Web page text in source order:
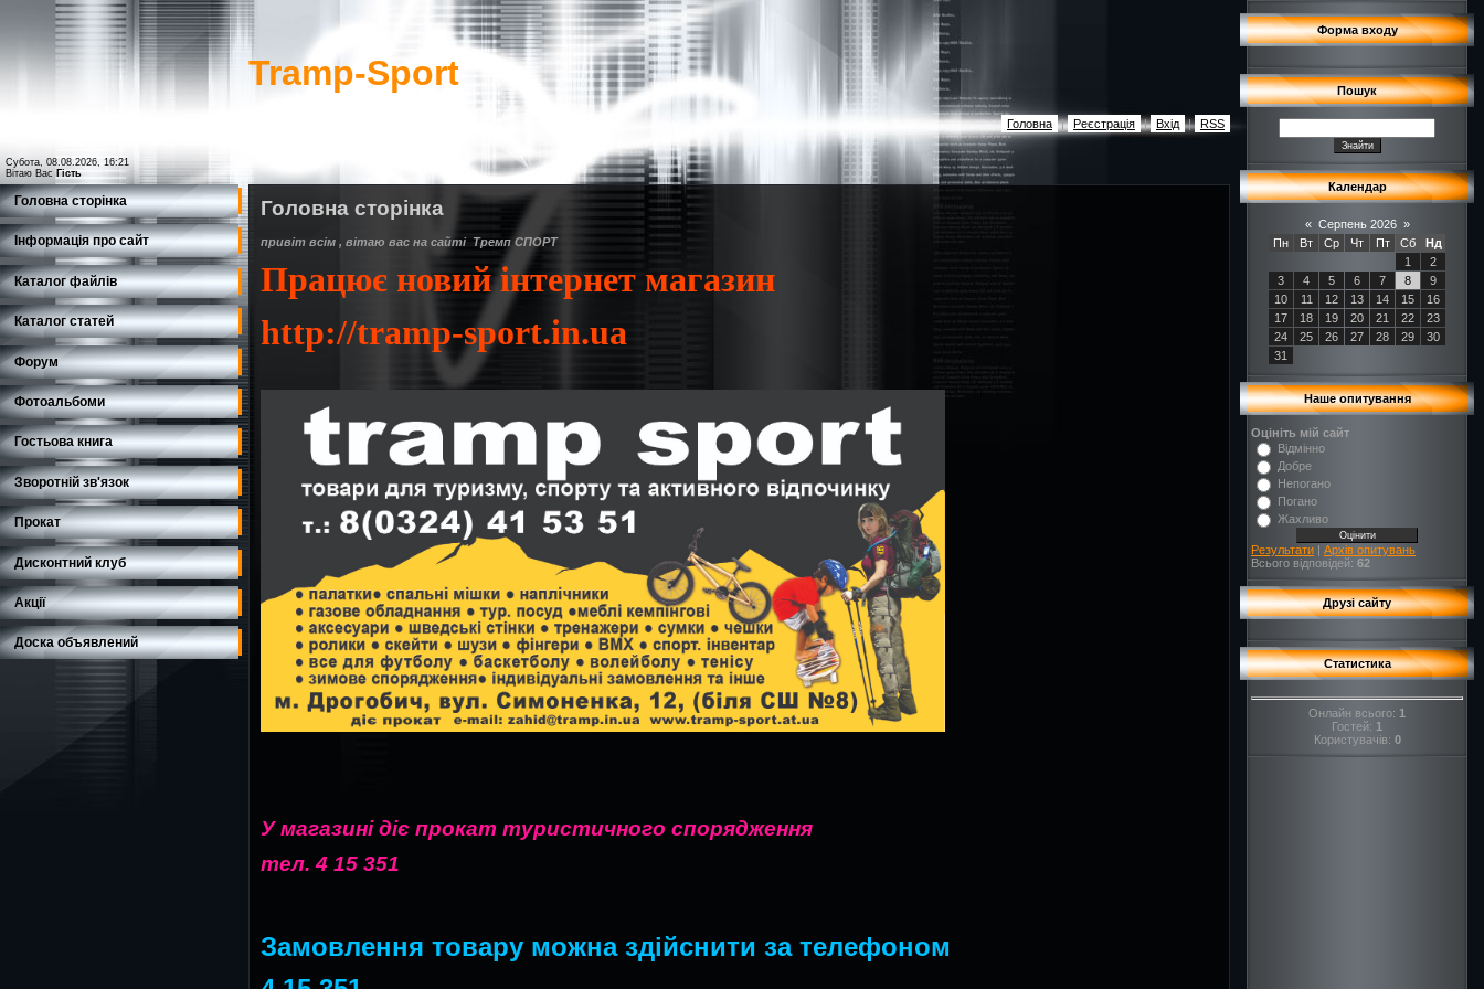
Субота, 08.08.2026, 16:21
Вітаю Вас Гість
Tramp-Sport
Головна | Реєстрація | Вхід | RSS
Головна сторінка
Інформація про сайт
Каталог файлів
Каталог статей
Форум
Фотоальбоми
Гостьова книга
Зворотній зв'язок
Прокат
Дисконтний клуб
Акції
Доска объявлений
Головна сторінка
привіт всім , вітаю вас на сайті Тремп СПОРТ
Працює новий інтернет магазин
http://tramp-sport.in.ua
У магазині діє прокат туристичного спорядження
тел. 4 15 351
Замовлення товару можна здійснити за телефоном
Форма входу
Пошук
Календар
« Серпень 2026 »
Пн
Вт Ср Чт Пт Сб
Нд
1
2
3
4 5 6 7 8
9
10
11 12 13 14 15
16
17
18 19 20 21 22
23
24
25 26 27 28 29
30
31
Наше опитування
Оцініть мій сайт
Відмінно
Добре
Непогано
Погано
Жахливо
Результати | Архів опитувань
Всього відповідей: 62
Друзі сайту
Статистика
Онлайн всього: 1
Гостей: 1
Користувачів: 0